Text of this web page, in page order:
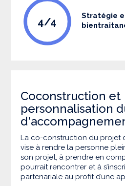
4/4
Stratégie
Coconstruction et
personnalisation
La co-construction du projet
vise à rendre la personne
son projet, à prendre en
pourrait rencontrer et à
partenariale au profit d’une